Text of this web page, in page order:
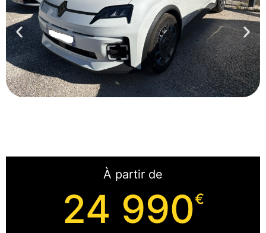
À partir de
24 990€